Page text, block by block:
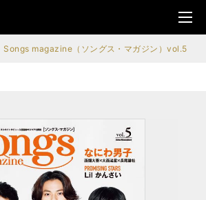
メニ
ュ
Songs magazine（ソングス・マガジン）vol.5